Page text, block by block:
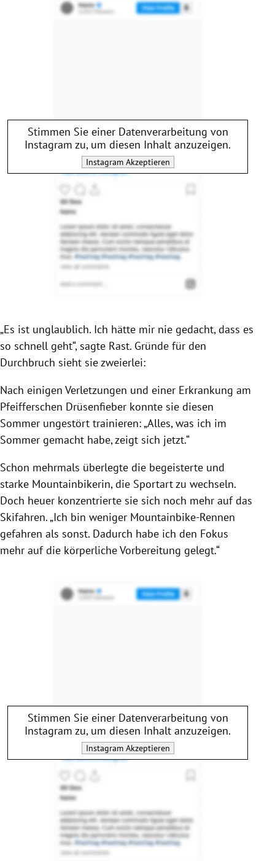
Stimmen Sie einer Datenverarbeitung von
Instagram zu, um diesen Inhalt anzuzeigen.
InstagramAkzeptieren
„Es ist unglaublich. Ich hätte mir nie gedacht, dass es
so schnell geht“, sagte Rast. Gründe für den
Durchbruch sieht sie zweierlei:
Nach einigen Verletzungen und einer Erkrankung am
Pfeifferschen Drüsenfieber konnte sie diesen
Sommer ungestört trainieren: „Alles, was ich im
Sommer gemacht habe, zeigt sich jetzt.“
Schon mehrmals überlegte die begeisterte und
starke Mountainbikerin, die Sportart zu wechseln.
Doch heuer konzentrierte sie sich noch mehr auf das
Skifahren. „Ich bin weniger Mountainbike-Rennen
gefahren als sonst. Dadurch habe ich den Fokus
mehr auf die körperliche Vorbereitung gelegt.“
Stimmen Sie einer Datenverarbeitung von
Instagram zu, um diesen Inhalt anzuzeigen.
InstagramAkzeptieren